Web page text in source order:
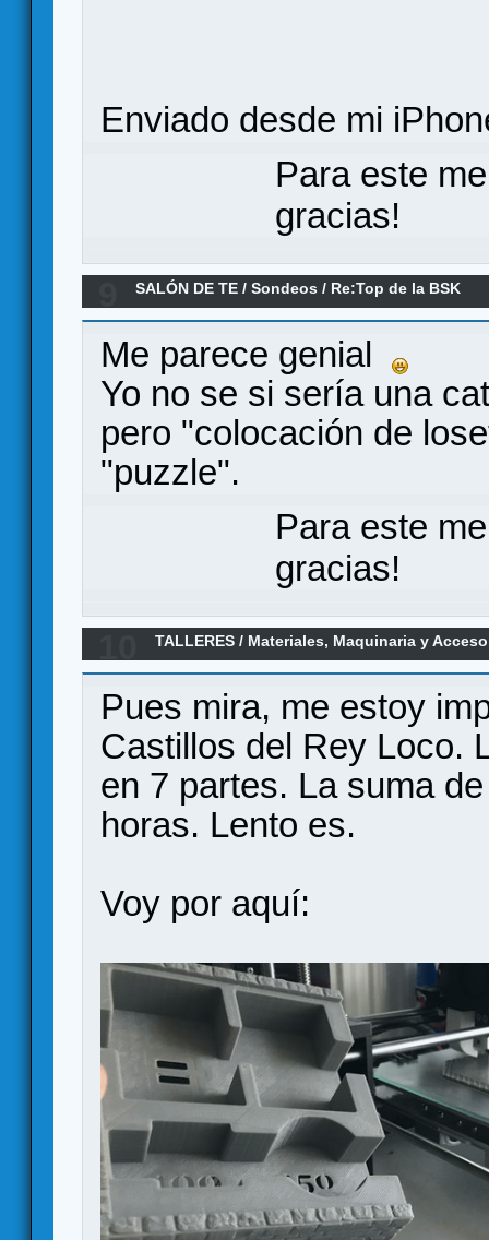
Enviado desde mi
Para este
gracias!
SALÓN DE TE /Sondeos / Re:Top de la BSK
Me parece genial
Yo no se si sería una
pero "colocación de
"puzzle".
Para este
gracias!
TALLERES / Materiales, Maquinaria y
Pues mira, me estoy
Castillos del Rey Loco.
en 7 partes. La suma
horas. Lento es.
Voy por aquí: